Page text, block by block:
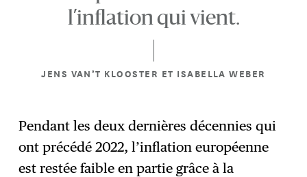
l’inflation qui vient.
JENS VAN’T KLOOSTER ET ISABELLA WEBER
Pendant les deux dernières décennies qui
ont précédé 2022, l’inflation européenne
est restée faible en partie grâce à la